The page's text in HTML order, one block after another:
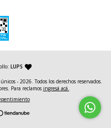
LUPS — agencia de diseño y desarrollo web
- 2026. Todos los derechos reservados.
Para reclamos ingresá acá.